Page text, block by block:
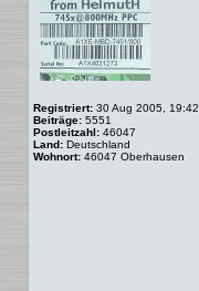
Registriert: 30 Aug 2005, 19:42
Beiträge: 5551
Postleitzahl: 46047
Land: Deutschland
Wohnort: 46047 Oberhausen